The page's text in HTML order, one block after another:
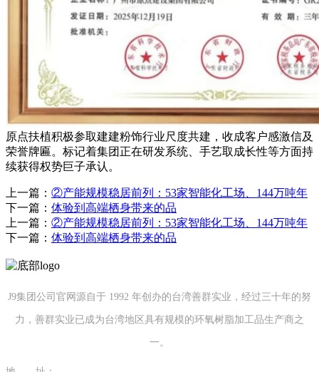
原点扶植积极参取建建粉饰行业尺度共建，收成客户感激信及
荣誉牌匾。标记着集团正在研发系统、手艺取成长性等方面持
续获得权势巨子承认。
上一篇： ②产能规模稳居前列：53家智能化工场、144万吨年
下一篇： 体验到高端栖身带来的品
上一篇： ②产能规模稳居前列：53家智能化工场、144万吨年
下一篇： 体验到高端栖身带来的品
J9集团公司官网源自于 1992 年创办的台湾善群实业，经过三十年的努
力，善群实业已成为台湾地区具有规模的环氧树脂加工品生产商之
一。